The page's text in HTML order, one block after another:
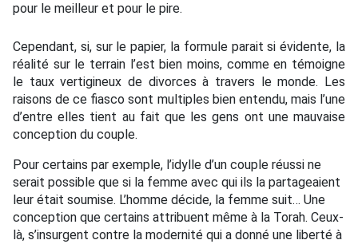
pour le meilleur et pour le pire.
Cependant, si, sur le papier, la formule parait si évidente, la
réalité sur le terrain l’est bien moins, comme en témoigne
le taux vertigineux de divorces à travers le monde. Les
raisons de ce fiasco sont multiples bien entendu, mais l’une
d’entre elles tient au fait que les gens ont une mauvaise
conception du couple.
Pour certains par exemple, l’idylle d’un couple réussi ne
serait possible que si la femme avec qui ils la partageaient
leur était soumise. L’homme décide, la femme suit… Une
conception que certains attribuent même à la Torah. Ceux-
là, s’insurgent contre la modernité qui a donné une liberté à